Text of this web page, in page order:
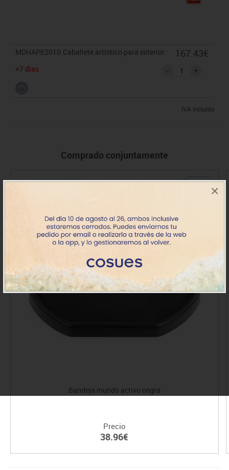
×
MDHAPE2010 Caballete artístico para exterior
+7 días
167.43€
IVA incluido
Comprado conjuntamente
+ 2 años
Bandeja mundo activo negra
Precio
38.96€